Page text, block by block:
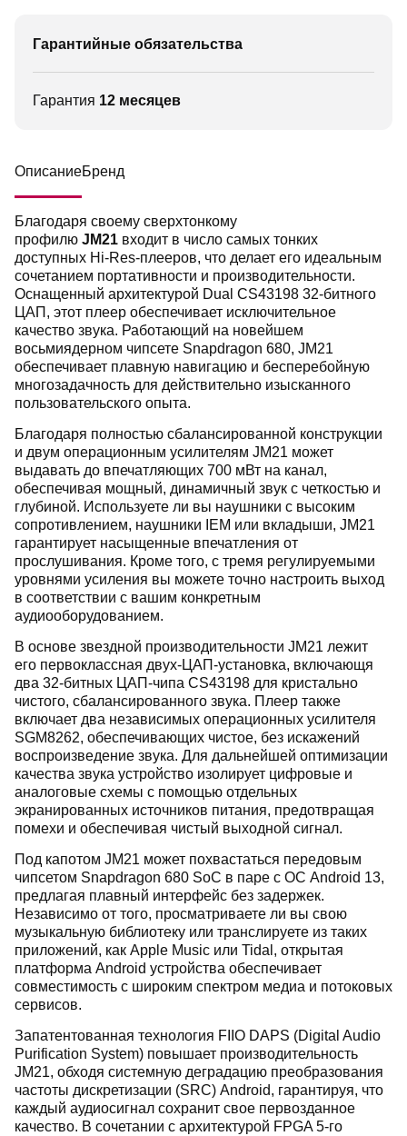
Гарантийные обязательства
Гарантия 12 месяцев
ОписаниеБренд
Благодаря своему сверхтонкому
профилю JM21 входит в число самых тонких
доступных Hi-Res-плееров, что делает его идеальным
сочетанием портативности и производительности.
Оснащенный архитектурой Dual CS43198 32-битного
ЦАП, этот плеер обеспечивает исключительное
качество звука. Работающий на новейшем
восьмиядерном чипсете Snapdragon 680, JM21
обеспечивает плавную навигацию и бесперебойную
многозадачность для действительно изысканного
пользовательского опыта.
Благодаря полностью сбалансированной конструкции
и двум операционным усилителям JM21 может
выдавать до впечатляющих 700 мВт на канал,
обеспечивая мощный, динамичный звук с четкостью и
глубиной. Используете ли вы наушники с высоким
сопротивлением, наушники IEM или вкладыши, JM21
гарантирует насыщенные впечатления от
прослушивания. Кроме того, с тремя регулируемыми
уровнями усиления вы можете точно настроить выход
в соответствии с вашим конкретным
аудиооборудованием.
В основе звездной производительности JM21 лежит
его первоклассная двух-ЦАП-установка, включающя
два 32-битных ЦАП-чипа CS43198 для кристально
чистого, сбалансированного звука. Плеер также
включает два независимых операционных усилителя
SGM8262, обеспечивающих чистое, без искажений
воспроизведение звука. Для дальнейшей оптимизации
качества звука устройство изолирует цифровые и
аналоговые схемы с помощью отдельных
экранированных источников питания, предотвращая
помехи и обеспечивая чистый выходной сигнал.
Под капотом JM21 может похвастаться передовым
чипсетом Snapdragon 680 SoC в паре с ОС Android 13,
предлагая плавный интерфейс без задержек.
Независимо от того, просматриваете ли вы свою
музыкальную библиотеку или транслируете из таких
приложений, как Apple Music или Tidal, открытая
платформа Android устройства обеспечивает
совместимость с широким спектром медиа и потоковых
сервисов.
Запатентованная технология FIIO DAPS (Digital Audio
Purification System) повышает производительность
JM21, обходя системную деградацию преобразования
частоты дискретизации (SRC) Android, гарантируя, что
каждый аудиосигнал сохранит свое первозданное
качество. В сочетании с архитектурой FPGA 5-го